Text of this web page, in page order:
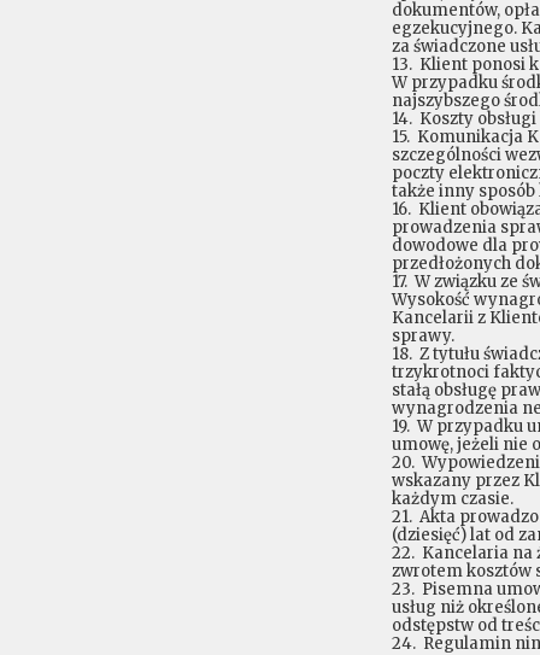
dokumentów,
egzekucyjnego.
za świadczone
13. Klient ponosi
W przypadku
najszybszego
14. Koszty
15. Komunikacja
szczególności
poczty
także inny
16. Klient
prowadzenia
dowodowe dla
przedłożonych
17. W związku ze
Wysokość
Kancelarii z
sprawy.
18. Z tytułu
trzykrotnoci
stałą obsługę
wynagrodzenia
19. W przypadku
umowę, jeżeli nie
20.
wskazany przez
każdym czasie.
21. Akta
(dziesięć) lat od
22. Kancelaria na
zwrotem kosztów
23. Pisemna
usług niż
odstępstw od
24. Regulamin